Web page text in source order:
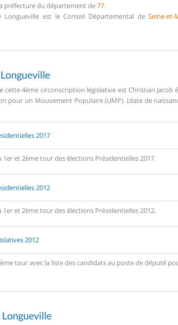
préfecture du département de77.
Longueville est le Conseil Départemental deSeine-et-
cette 4ème circonscription législative est Christian Jacob
pour un Mouvement Populaire (UMP). (date de
2017
et 2ème tour des élections Présidentielles 2017.
2012
et 2ème tour des élections Présidentielles 2012.
2012
tour avec la liste des candidats au poste de député